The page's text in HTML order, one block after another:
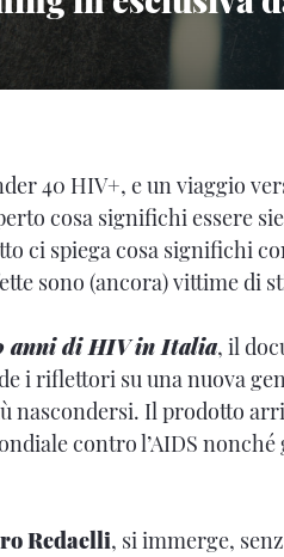
40 HIV+, e un viaggio
cosa significhi essere
ci spiega cosa significhi
sono (ancora) vittime di
anni di HIV in Italia, il
i riflettori su una nuova
nascondersi. Il prodotto
contro l’AIDS
Redaelli, si immerge,